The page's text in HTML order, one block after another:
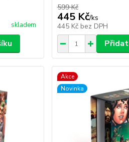
skladem
599 Kč
445 Kč/ks
445 Kč bez DPH
Akce
Novinka